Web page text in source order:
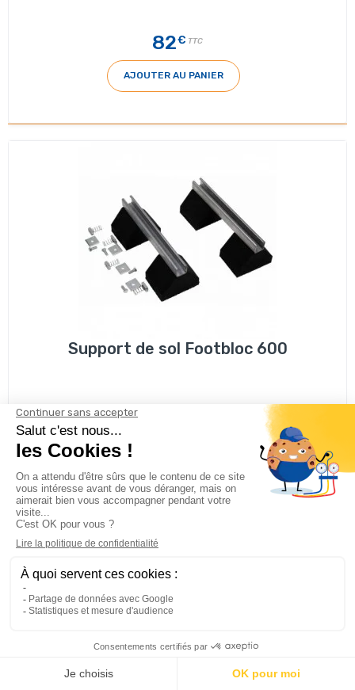
82€ TTC
AJOUTER AU PANIER
Support de sol Footbloc 600
AJOUTER AU PANIER